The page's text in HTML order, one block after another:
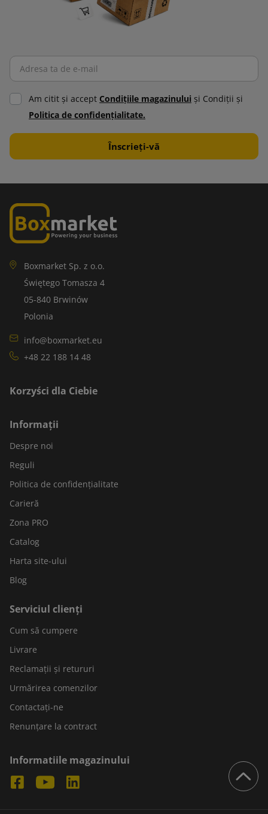
Am citit şi accept Condiţiile magazinului şi Condiţii şi
Politica de confidenţialitate.
Boxmarket Sp. z o.o.
Świętego Tomasza 4
05-840 Brwinów
Polonia
info@boxmarket.eu
+48 22 188 14 48
Korzyści dla Ciebie
Informații
Despre noi
Reguli
Politica de confidențialitate
Carieră
Zona PRO
Catalog
Harta site-ului
Blog
Serviciul clienți
Cum să cumpere
Livrare
Reclamații și retururi
Urmărirea comenzilor
Contactați-ne
Renunțare la contract
Informatiile magazinului